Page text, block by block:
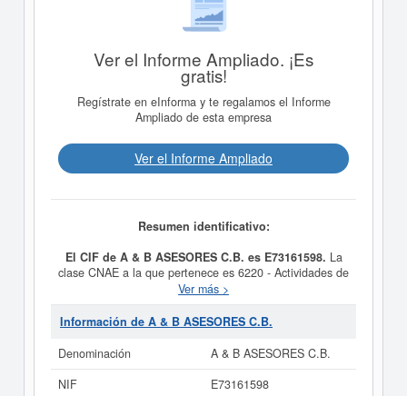
Ver el Informe Ampliado. ¡Es
gratis!
Regístrate en eInforma y te regalamos el Informe
Ampliado de esta empresa
Ver el Informe Ampliado
Resumen identificativo:
El CIF de A & B ASESORES C.B. es E73161598. La
clase CNAE a la que pertenece es 6220 - Actividades de
consultoría informática y gestión de instalaciones
informáticas. El número deA & B ASESORES C.B.en
la clasificación del SIC es el 73760000. Esta empresa
09/03/2012. Consulte en esta página las subvenciones
pueden optar.
Ver más >
Información de A & B ASESORES C.B.
Denominación
A & B ASESORES C.B.
NIF
E73161598